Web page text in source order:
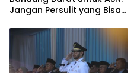
Jangan Persulit yang Bisa